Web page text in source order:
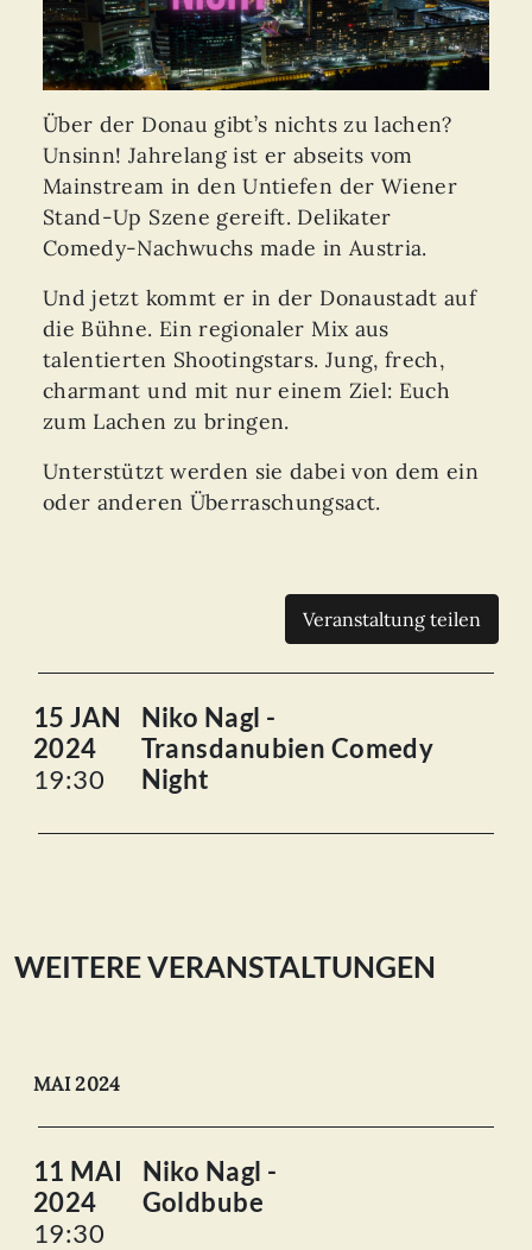
Über der Donau gibt’s nichts zu lachen?
Unsinn! Jahrelang ist er abseits vom
Mainstream in den Untiefen der Wiener
Stand-Up Szene gereift. Delikater
Comedy-Nachwuchs made in Austria.
Und jetzt kommt er in der Donaustadt auf
die Bühne. Ein regionaler Mix aus
talentierten Shootingstars. Jung, frech,
charmant und mit nur einem Ziel: Euch
zum Lachen zu bringen.
Unterstützt werden sie dabei von dem ein
oder anderen Überraschungsact.
Veranstaltung teilen
15 JAN
2024
19:30
Niko Nagl -
Transdanubien Comedy
Night
WEITERE VERANSTALTUNGEN
MAI 2024
11 MAI
2024
19:30
Niko Nagl -
Goldbube